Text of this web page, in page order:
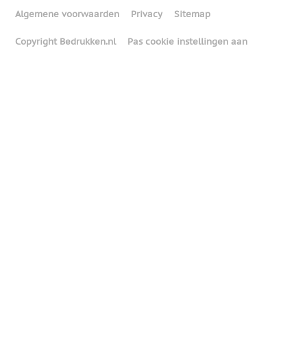
Algemene voorwaarden Privacy Sitemap
Copyright Bedrukken.nl Pas cookie instellingen aan